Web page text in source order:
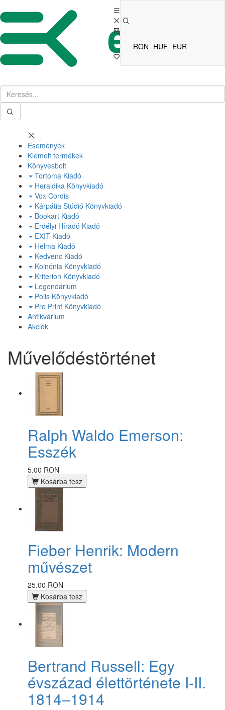
RON HUF EUR
Események
Kiemelt termékek
Könyvesbolt
Tortoma Kiadó
Heraldika Könyvkiadó
Vox Cordis
Kárpátia Stúdió Könyvkiadó
Bookart Kiadó
Erdélyi Híradó Kiadó
EXIT Kiadó
Helma Kiadó
Kedvenc Kiadó
Koinónia Könyvkiadó
Kriterion Könyvkiadó
Legendárium
Polis Könyvkiadó
Pro Print Könyvkiadó
Antikvárium
Akciók
Művelődéstörténet
Ralph Waldo Emerson:
Esszék
5.00 RON
Kosárba tesz
Fieber Henrik: Modern
művészet
25.00 RON
Kosárba tesz
Bertrand Russell: Egy
évszázad élettörténete I-II.
1814–1914